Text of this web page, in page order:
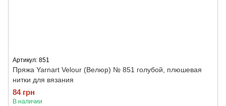
Артикул: 851
Пряжа Yarnart Velour (Велюр) № 851 голубой, плюшевая
нитки для вязания
84 грн
В наличии